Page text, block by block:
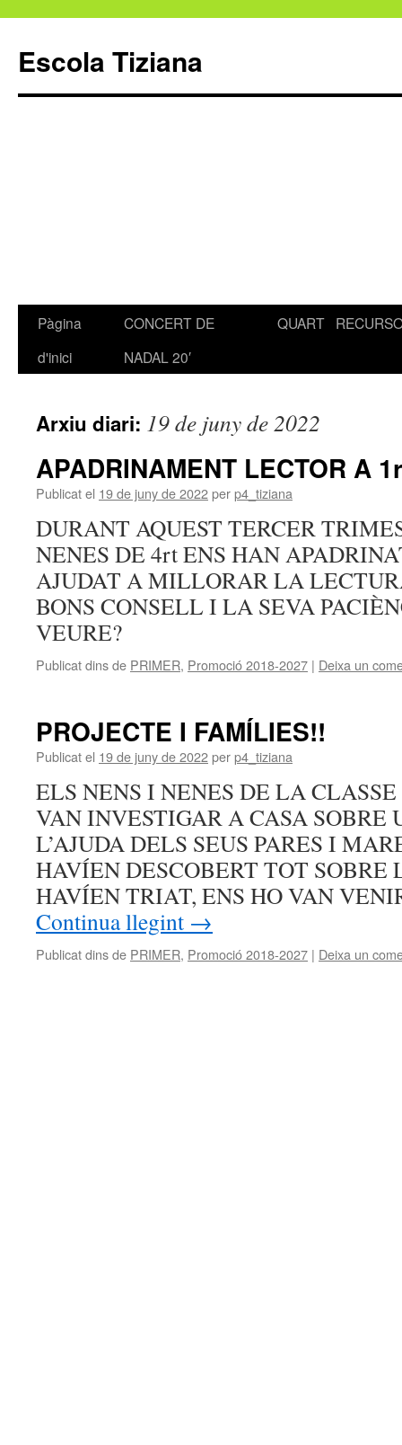
Escola Tiziana
Vés
Pàgina
d'inici
CONCERT DE
NADAL 20′
QUART
Arxiu diari: 19 de juny de 2022
APADRINAMENT LECTOR A
Publicat el 19 de juny de 2022perp4_tiziana
DURANT AQUEST TERCER
NENES DE 4rt ENS HAN
AJUDAT A MILLORAR LA
BONS CONSELL I LA SEVA
VEURE?
Publicat dins de PRIMER, Promoció 2018-2027 | Deixa un
PROJECTE I FAMÍLIES!!
Publicat el 19 de juny de 2022perp4_tiziana
ELS NENS I NENES DE LA
VAN INVESTIGAR A CASA
L’AJUDA DELS SEUS PARES I
HAVÍEN DESCOBERT TOT SOBRE
HAVÍEN TRIAT, ENS HO VAN
Continua llegint →
Publicat dins de PRIMER, Promoció 2018-2027 | Deixa un